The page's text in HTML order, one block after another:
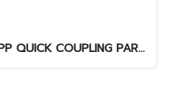
PP QUICK COUPLING PART "C" SIZE : 1.1/2"